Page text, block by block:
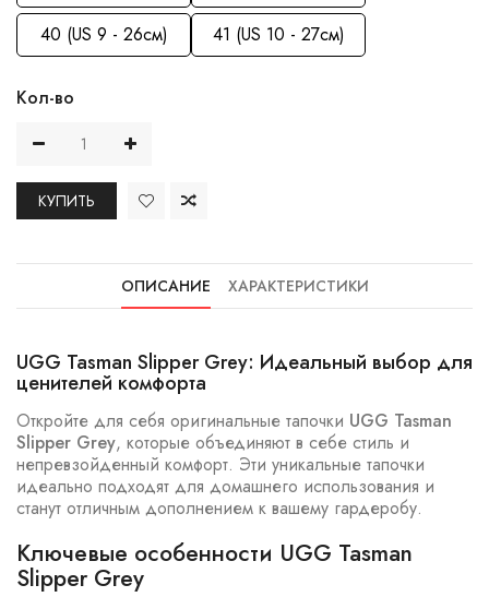
40 (US 9 - 26см)
41 (US 10 - 27см)
Кол-во
КУПИТЬ
ОПИСАНИЕ ХАРАКТЕРИСТИКИ
UGG Tasman Slipper Grey: Идеальный выбор для
ценителей комфорта
Откройте для себя оригинальные тапочки UGG Tasman
Slipper Grey, которые объединяют в себе стиль и
непревзойденный комфорт. Эти уникальные тапочки
идеально подходят для домашнего использования и
станут отличным дополнением к вашему гардеробу.
Ключевые особенности UGG Tasman
Slipper Grey